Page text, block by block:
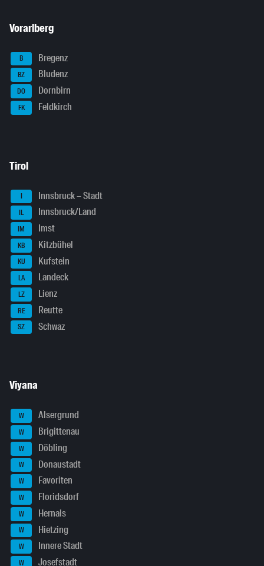
Vorarlberg
B Bregenz
BZ Bludenz
DO Dornbirn
FK Feldkirch
Tirol
I Innsbruck – Stadt
IL Innsbruck/Land
IM Imst
KB Kitzbühel
KU Kufstein
LA Landeck
LZ Lienz
RE Reutte
SZ Schwaz
Viyana
W Alsergrund
W Brigittenau
W Döbling
W Donaustadt
W Favoriten
W Floridsdorf
W Hernals
W Hietzing
W Innere Stadt
W Josefstadt